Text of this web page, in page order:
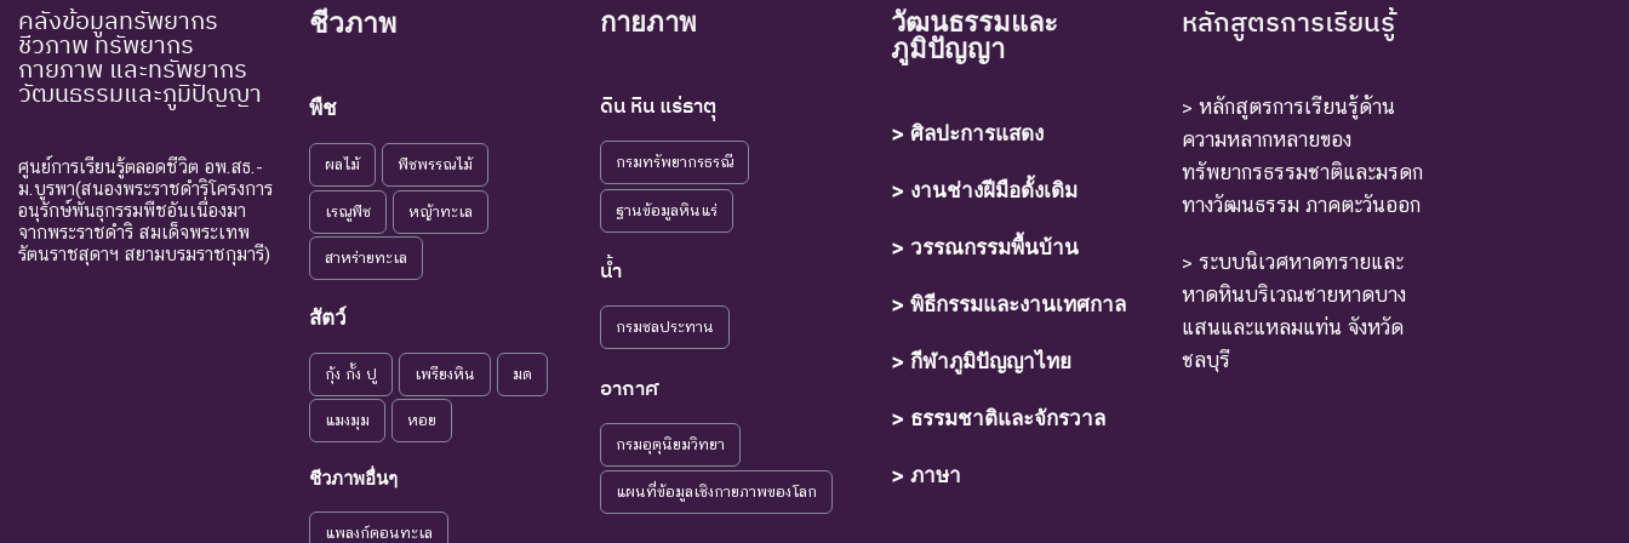
คลังข้อมูลทรัพยากร
ชีวภาพ ทรัพยากร
กายภาพ และทรัพยากร
วัฒนธรรมและภูมิปัญญา
ศูนย์การเรียนรู้ตลอดชีวิต อพ.สธ.-
ม.บูรพา(สนองพระราชดำริโครงการ
อนุรักษ์พันธุกรรมพืชอันเนื่องมา
จากพระราชดำริ สมเด็จพระเทพ
รัตนราชสุดาฯ สยามบรมราชกุมารี)
ชีวภาพ
พืช
ผลไม้ พืชพรรณไม้
เรณูพืช หญ้าทะเล
สาหร่ายทะเล
สัตว์
กุ้ง กั้ง ปู เพรียงหิน มด
แมงมุม หอย
ชีวภาพอื่นๆ
แพลงก์ตอนทะเล
กายภาพ
ดิน หิน แร่ธาตุ
กรมทรัพยากรธรณี
ฐานข้อมูลหินแร่
น้ำ
กรมชลประทาน
อากาศ
กรมอุตุนิยมวิทยา
แผนที่ข้อมูลเชิงกายภาพของโลก
วัฒนธรรมและ
ภูมิปัญญา
> ศิลปะการแสดง
> งานช่างฝีมือดั้งเดิม
> วรรณกรรมพื้นบ้าน
> พิธีกรรมและงานเทศกาล
> กีฬาภูมิปัญญาไทย
> ธรรมชาติและจักรวาล
> ภาษา
หลักสูตรการเรียนรู้
> หลักสูตรการเรียนรู้ด้าน
ความหลากหลายของ
ทรัพยากรธรรมชาติและมรดก
ทางวัฒนธรรม ภาคตะวันออก
> ระบบนิเวศหาดทรายและ
หาดหินบริเวณชายหาดบาง
แสนและแหลมแท่น จังหวัด
ชลบุรี